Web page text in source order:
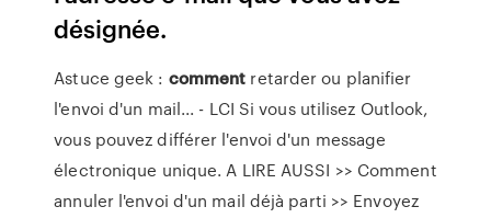
désignée.
Astuce geek : comment retarder ou planifier
l'envoi d'un mail... - LCI Si vous utilisez Outlook,
vous pouvez différer l'envoi d'un message
électronique unique. A LIRE AUSSI >> Comment
annuler l'envoi d'un mail déjà parti >> Envoyez